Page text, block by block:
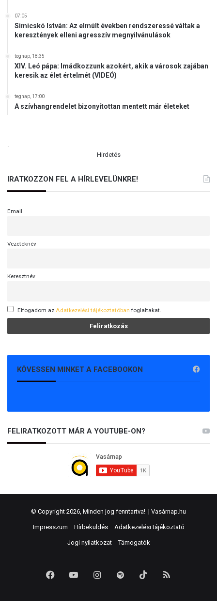
07:05
Simicskó István: Az elmúlt években rendszeressé váltak a
keresztények elleni agresszív megnyilvánulások
tegnap, 18:35
XIV. Leó pápa: Imádkozzunk azokért, akik a városok zajában
keresik az élet értelmét (VIDEÓ)
tegnap, 17:00
A szívhangrendelet bizonyítottan mentett már életeket
Hirdetés
IRATKOZZON FEL A HÍRLEVELÜNKRE!
Email
Vezetéknév
Keresztnév
Elfogadom az Adatkezelési tájékoztatóban foglaltakat.
KÖVESSEN MINKET A FACEBOOKON
FELIRATKOZOTT MÁR A YOUTUBE-ON?
© Copyright 2026, Minden jog fenntartva! | Vasárnap.hu
Impresszum Hírbeküldés Adatkezelési tájékoztató
Jogi nyilatkozat Támogatók
FacebookYouTubeInstagram
Spotify TikTok